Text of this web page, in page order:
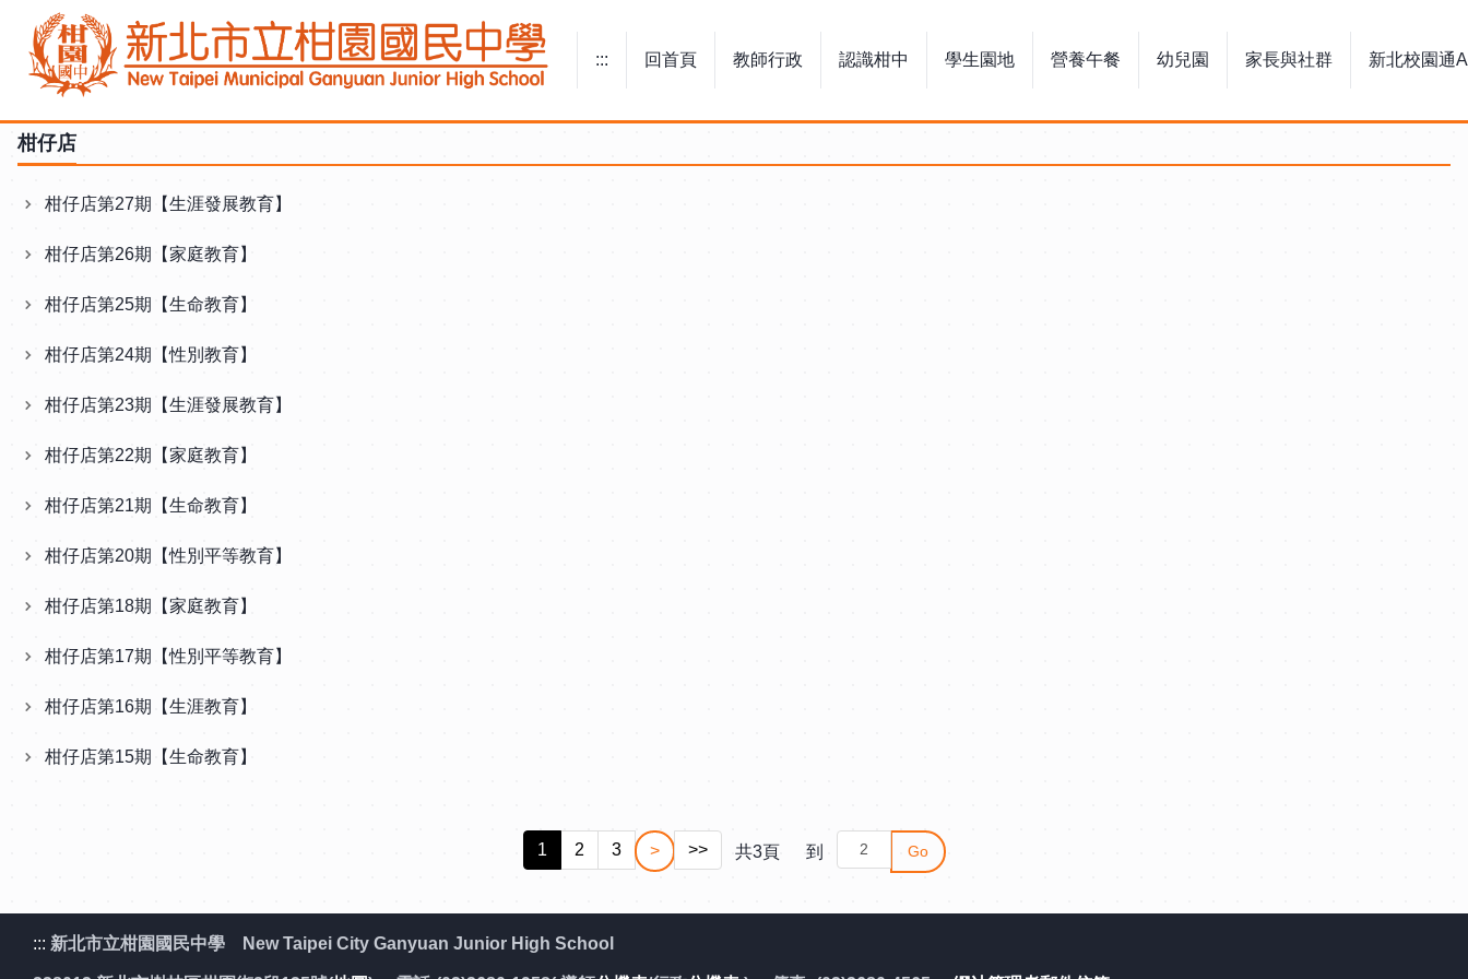
內
容
區
::: 回首頁 教師行政 認識柑中 學生園地 營養午餐 幼兒園 家長與社群 新北校園通
柑仔店
柑仔店第27期【生涯發展教育】
柑仔店第26期【家庭教育】
柑仔店第25期【生命教育】
柑仔店第24期【性別教育】
柑仔店第23期【生涯發展教育】
柑仔店第22期【家庭教育】
柑仔店第21期【生命教育】
柑仔店第20期【性別平等教育】
柑仔店第18期【家庭教育】
柑仔店第17期【性別平等教育】
柑仔店第16期【生涯教育】
柑仔店第15期【生命教育】
1 2 3 > >> 共3頁 到 Go
::: 新北市立柑園國民中學 New Taipei City Ganyuan Junior High School